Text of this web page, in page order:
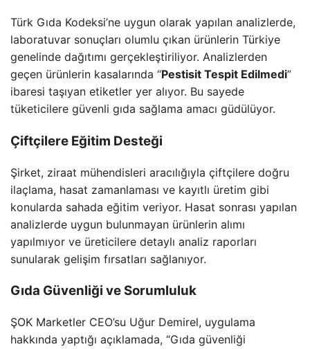
Türk Gıda Kodeksi’ne uygun olarak yapılan analizlerde,
laboratuvar sonuçları olumlu çıkan ürünlerin Türkiye
genelinde dağıtımı gerçekleştiriliyor. Analizlerden
geçen ürünlerin kasalarında “Pestisit Tespit Edilmedi”
ibaresi taşıyan etiketler yer alıyor. Bu sayede
tüketicilere güvenli gıda sağlama amacı güdülüyor.
Çiftçilere Eğitim Desteği
Şirket, ziraat mühendisleri aracılığıyla çiftçilere doğru
ilaçlama, hasat zamanlaması ve kayıtlı üretim gibi
konularda sahada eğitim veriyor. Hasat sonrası yapılan
analizlerde uygun bulunmayan ürünlerin alımı
yapılmıyor ve üreticilere detaylı analiz raporları
sunularak gelişim fırsatları sağlanıyor.
Gıda Güvenliği ve Sorumluluk
ŞOK Marketler CEO’su Uğur Demirel, uygulama
hakkında yaptığı açıklamada, “Gıda güvenliği